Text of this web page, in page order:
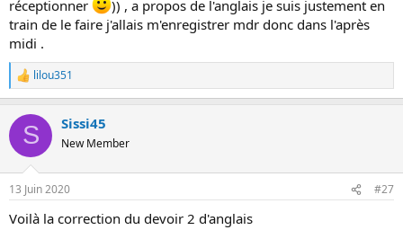
réceptionner
)) , a propos de l'anglais je suis justement en
train de le faire j'allais m'enregistrer mdr donc dans l'après
midi .
R
e
c
i
s
lilou351
S Sissi45
New Member
13 Juin 2020 #27
Voilà la correction du devoir 2 d'anglais